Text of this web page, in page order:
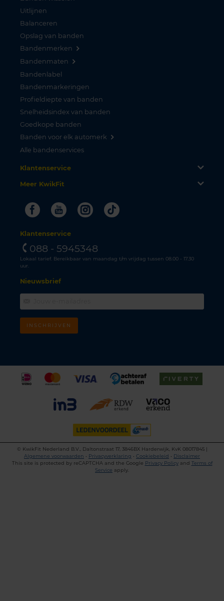
Uitlijnen
Balanceren
Opslag van banden
Bandenmerken
Bandenmaten
Bandenlabel
Bandenmarkeringen
Profieldiepte van banden
Snelheidsindex van banden
Goedkope banden
Banden voor elk automerk
Alle bandenservices
Klantenservice
Meer KwikFit
FacebookYoutubeInstagram
Tiktok
Klantenservice
088 - 5945348
Lokaal tarief. Bereikbaar van maandag t/m vrijdag tussen 08.00 - 17.30
uur.
Nieuwsbrief
INSCHRIJVEN
©
KwikFit Nederland B.V., Daltonstraat 17, 3846BX Harderwijk, KvK 08017845 |
Algemene voorwaarden • Privacyverklaring • Cookiebeleid • Disclaimer
This site is protected by reCAPTCHA and the Google Privacy Policyand Terms of
Service apply.